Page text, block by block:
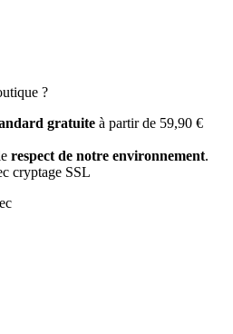
?
gratuite à partir de 59,90 €
respect de notre environnement.
cryptage SSL